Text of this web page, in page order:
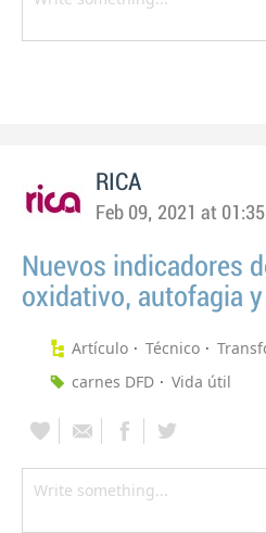
RICA
Feb 09, 2021 at 01:35
Nuevos indicadores
oxidativo, autofagia
Artículo Técnico
carnes DFD
Vida útil